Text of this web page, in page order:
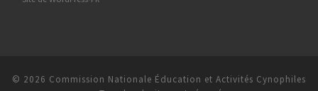
© 2026 Commission Nationale Éducation et Activités Cynophiles